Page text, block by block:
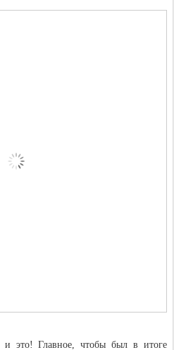
это! Главное, чтобы был в итоге